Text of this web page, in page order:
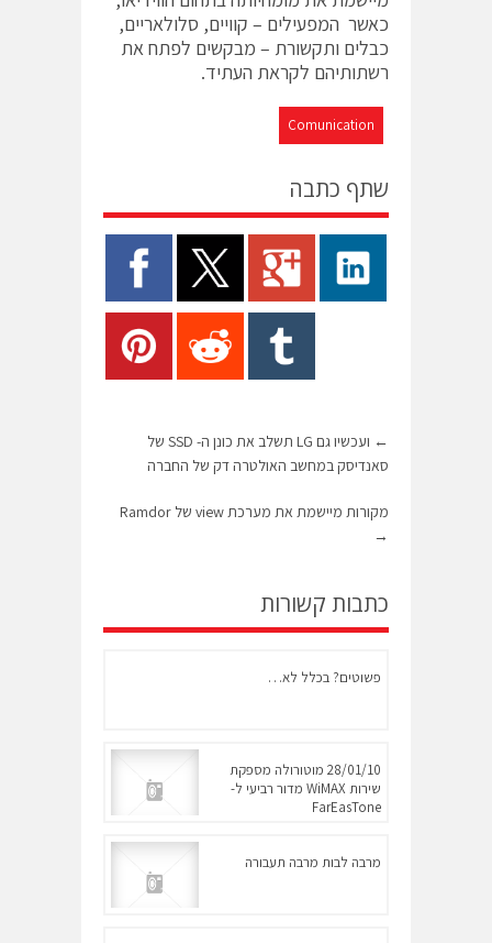
כאשר המפעילים – קוויים, סלולאריים,
כבלים ותקשורת – מבקשים לפתח את
רשתותיהם לקראת העתיד.
Comunication
שתף כתבה
←
ועכשיו גם LG תשלב את כונן ה- SSD של
סאנדיסק במחשב האולטרה דק של החברה
מקורות מיישמת את מערכת view של Ramdor
→
כתבות קשורות
פשוטים? בכלל לא…
28/01/10 מוטורולה מספקת
שירות WiMAX מדור רביעי ל-
FarEasTone
מרבה לבות מרבה תעבורה